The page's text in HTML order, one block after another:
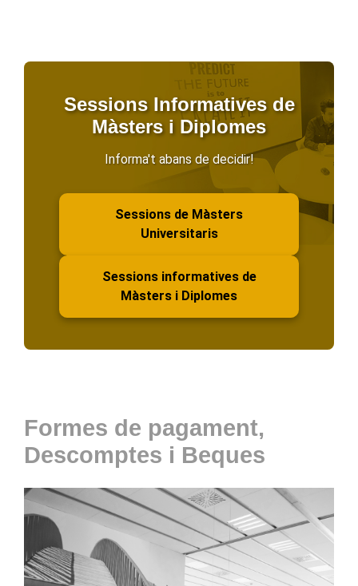
Sessions Informatives de
Màsters i Diplomes
Informa't abans de decidir!
Sessions de Màsters
Universitaris
Sessions informatives de
Màsters i Diplomes
Formes de pagament,
Descomptes i Beques